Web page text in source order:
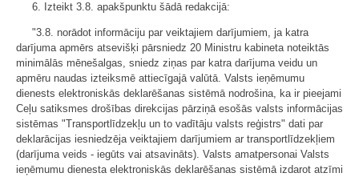
6. Izteikt 3.8. apakšpunktu šādā redakcijā:
"3.8. norādot informāciju par veiktajiem darījumiem, ja katra
darījuma apmērs atsevišķi pārsniedz 20 Ministru kabineta noteiktās
minimālās mēnešalgas, sniedz ziņas par katra darījuma veidu un
apmēru naudas izteiksmē attiecīgajā valūtā. Valsts ieņēmumu
dienests elektroniskās deklarēšanas sistēmā nodrošina, ka ir pieejami
Ceļu satiksmes drošības direkcijas pārziņā esošās valsts informācijas
sistēmas "Transportlīdzekļu un to vadītāju valsts reģistrs" dati par
deklarācijas iesniedzēja veiktajiem darījumiem ar transportlīdzekļiem
(darījuma veids - iegūts vai atsavināts). Valsts amatpersonai Valsts
ieņēmumu dienesta elektroniskās deklarēšanas sistēmā izdarot atzīmi